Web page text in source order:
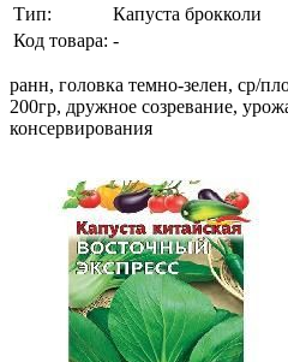
Тип:
Капуста брокколи
Код товара: -
ранн, головка темно-зелен, ср/
200гр, дружное созревание,
консервирования